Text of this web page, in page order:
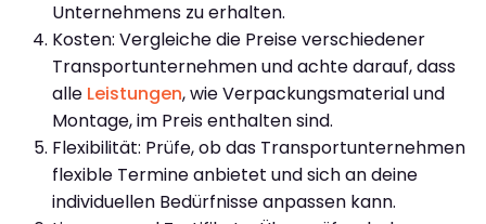
Unternehmens zu erhalten.
Kosten: Vergleiche die Preise verschiedener
Transportunternehmen und achte darauf, dass
alle Leistungen, wie Verpackungsmaterial und
Montage, im Preis enthalten sind.
Flexibilität: Prüfe, ob das Transportunternehmen
flexible Termine anbietet und sich an deine
individuellen Bedürfnisse anpassen kann.